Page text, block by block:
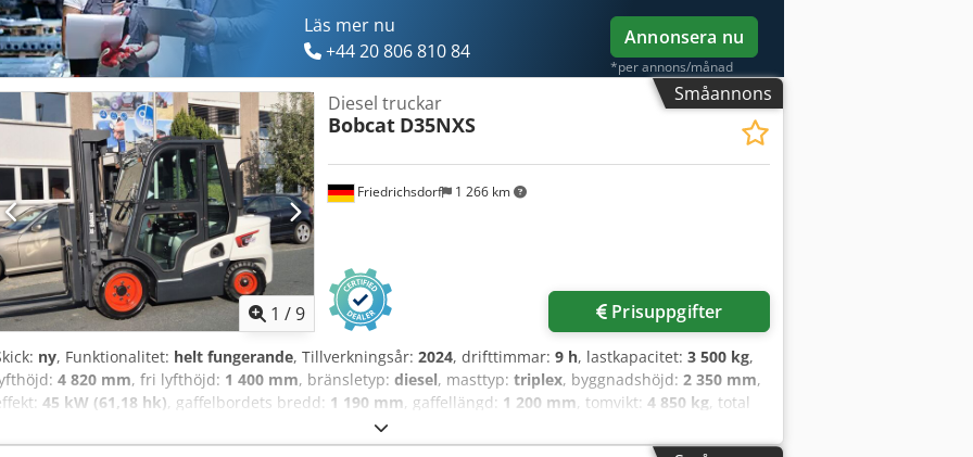
Läs mer nu
+44 20 806 810 84
Annonsera nu
*per annons/månad
Småannons
1 /9
Friedrichsdorf 1 266 km
Diesel truckar
Bobcat D35NXS
Prisuppgifter
ny, Funktionalitet: helt fungerande, Tillverkningsår: 2024, drifttimmar: 9 h, lastkapacitet: 3 500 kg,
4 820 mm, fri lyfthöjd: 1 400 mm, bränsletyp: diesel, masttyp: triplex, byggnadshöjd: 2 350 mm,
45 kW (61,18 hk), gaffelbordets bredd: 1 190 mm, gaffellängd: 1 200 mm, tomvikt: 4 850 kg, total
, konstruktionsbredd:
klass 3 = 2 500 - 4 999 kg Chodpfx Ajy U R Dcjgvja Masttyp: Triplex Transmission: Omvandlare